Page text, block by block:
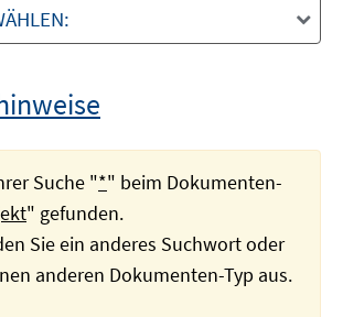
Suche "*" beim Dokumenten-
" gefunden.
Sie ein anderes Suchwort oder
anderen Dokumenten-Typ aus.